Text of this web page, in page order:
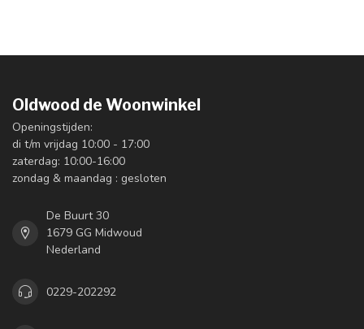
Oldwood de Woonwinkel
Openingstijden:
di t/m vrijdag 10:00 - 17:00
zaterdag: 10:00-16:00
zondag & maandag : gesloten
De Buurt 30
1679 GG Midwoud
Nederland
0229-202292